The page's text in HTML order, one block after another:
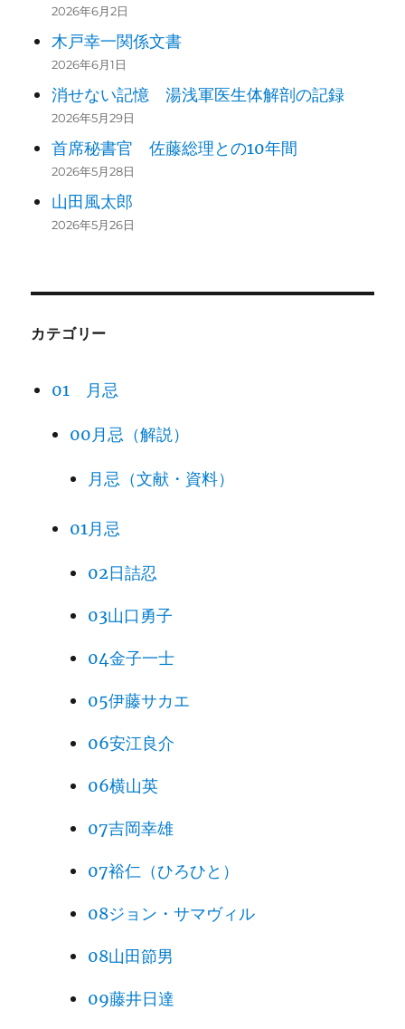
2026年6月2日
木戸幸一関係文書
2026年6月1日
消せない記憶 湯浅軍医生体解剖の記録
2026年5月29日
首席秘書官 佐藤総理との10年間
2026年5月28日
山田風太郎
2026年5月26日
カテゴリー
01 月忌
00月忌（解説）
月忌（文献・資料）
01月忌
02日詰忍
03山口勇子
04金子一士
05伊藤サカエ
06安江良介
06横山英
07吉岡幸雄
07裕仁（ひろひと）
08ジョン・サマヴィル
08山田節男
09藤井日達